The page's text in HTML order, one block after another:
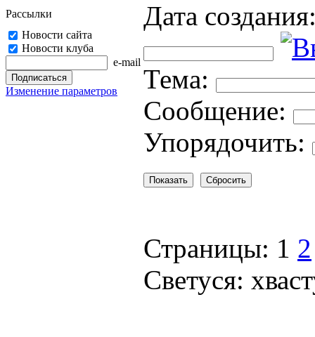
Рассылки
Новости сайта
Новости клуба
e-mail
Изменение параметров
Дата
Тема:
Cooбщение:
Упорядочить:
Страницы: 1 2
Светуся: